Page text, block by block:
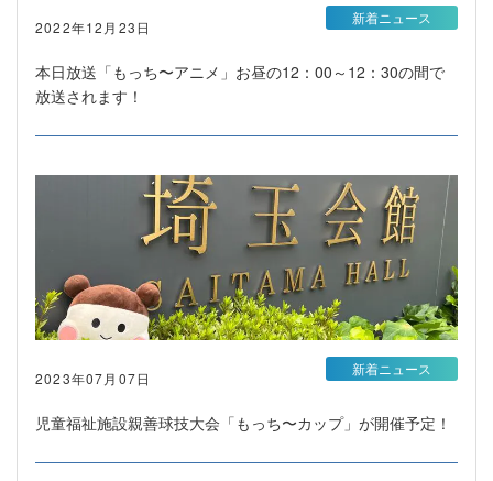
2022年12月23日
本日放送「もっち〜アニメ」お昼の12：00～12：30の間で
放送されます！
新着ニュース
2023年07月07日
児童福祉施設親善球技大会「もっち〜カップ」が開催予定！
新着ニュース